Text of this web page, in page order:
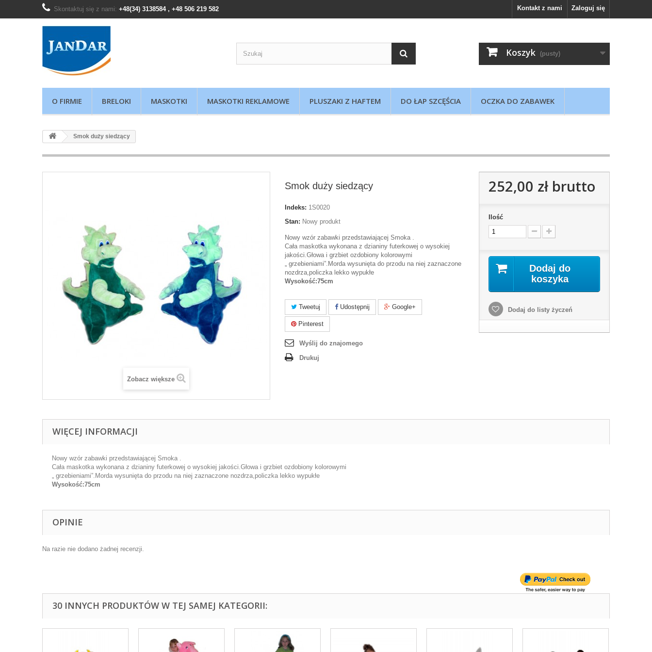
Zaloguj się
Kontakt z nami
Skontaktuj się z nami: +48(34) 3138584 , +48 506 219 582
Koszyk (pusty)
O FIRMIE BRELOKI MASKOTKI MASKOTKI REKLAMOWE PLUSZAKI Z HAFTEM DO ŁAP SZCĘŚCIA OCZKA DO ZABAWEK
Smok duży siedzący
Zobacz większe
Smok duży siedzący
Indeks: 1S0020
Stan: Nowy produkt
Nowy wzór zabawki przedstawiającej Smoka .
Cała maskotka wykonana z dzianiny futerkowej o wysokiej
jakości.Głowa i grzbiet ozdobiony kolorowymi
„ grzebieniami”.Morda wysunięta do przodu na niej zaznaczone
nozdrza,policzka lekko wypukłe
Wysokość:75cm
Tweetuj Udostępnij Google+
Pinterest
Wyślij do znajomego
Drukuj
252,00 złbrutto
Ilość
Dodaj do
koszyka
Dodaj do listy życzeń
WIĘCEJ INFORMACJI
Nowy wzór zabawki przedstawiającej Smoka .
Cała maskotka wykonana z dzianiny futerkowej o wysokiej jakości.Głowa i grzbiet ozdobiony kolorowymi
„ grzebieniami”.Morda wysunięta do przodu na niej zaznaczone nozdrza,policzka lekko wypukłe
Wysokość:75cm
OPINIE
Na razie nie dodano żadnej recenzji.
30 INNYCH PRODUKTÓW W TEJ SAMEJ KATEGORII: